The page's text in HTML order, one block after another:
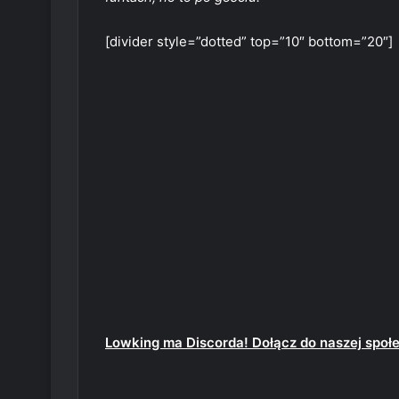
[divider style=”dotted” top=”10″ bottom=”20″]
Lowking ma Discorda! Dołącz do naszej